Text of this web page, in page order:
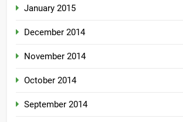
January 2015
December 2014
November 2014
October 2014
September 2014